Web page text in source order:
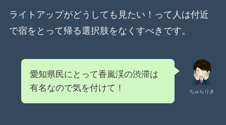
ライトアップがどうしても見たい！って人は付近
で宿をとって帰る選択肢をなくすべきです。
ちゅらりき
愛知県民にとって香嵐渓の渋滞は
有名なので気を付けて！